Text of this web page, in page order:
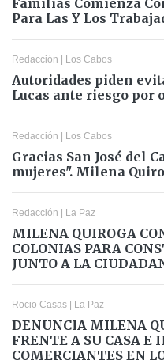
Para Las Y Los
Redacción | Los Cabos
Autoridades piden
Lucas ante riesgo por
Redacción | Los Cabos
Gracias San José del
mujeres". Milena
Redacción | La Paz
MILENA QUIROGA
COLONIAS PARA
JUNTO A LA
Rocio Casas | La Paz
DENUNCIA MILENA
FRENTE A SU CASA
COMERCIANTES EN